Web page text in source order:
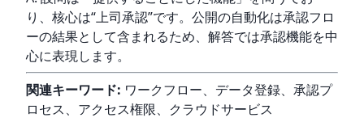
り、核心は“上司承認”です。公開の自動化は承認フロ
ーの結果として含まれるため、解答では承認機能を中
心に表現します。
関連キーワード: ワークフロー、データ登録、承認プ
ロセス、アクセス権限、クラウドサービス